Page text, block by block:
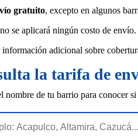
gratuito, excepto en algunos
se aplicará ningún costo de envío.
adicional sobre
la tarifa de
nombre de tu barrio para conocer